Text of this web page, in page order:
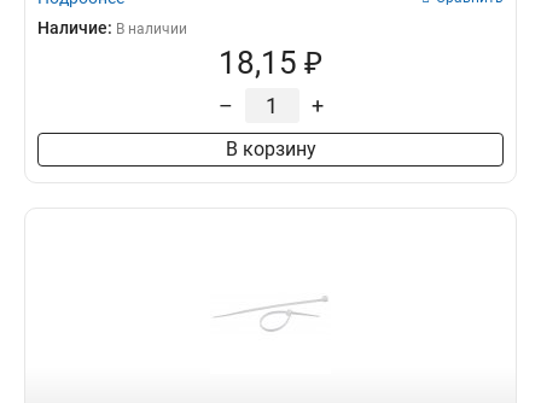
Наличие: В наличии
18,15 ₽
– +
В корзину